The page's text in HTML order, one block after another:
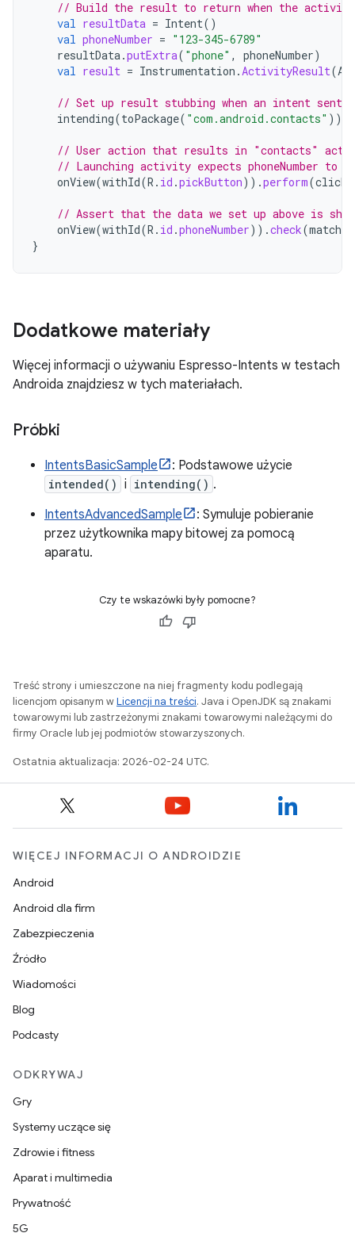
// Build the result to return when the
val resultData = Intent()
val phoneNumber = "123-345-6789"
resultData.putExtra( "phone" , phoneNumber)
val result = Instrumentation .ActivityResult(
// Set up result stubbing when an intent sent
intending(toPackage( "com.android.contacts" )).
// User action that results in "contacts"
// Launching activity expects phoneNumber to
onView(withId(R . id .pickButton)).perform(click
// Assert that the data we set up above is
onView(withId(R . id .phoneNumber)).check(matches
}
Dodatkowe materiały
Więcej informacji o używaniu Espresso-Intents w testach
Androida znajdziesz w tych materiałach.
Próbki
IntentsBasicSample : Podstawowe użycie
intended() i intending() .
IntentsAdvancedSample
: Symuluje pobieranie
przez użytkownika mapy bitowej za pomocą
aparatu.
Czy te wskazówki były pomocne?
Treść strony i umieszczone na niej fragmenty kodu podlegają
licencjom opisanym wLicencji na treści. Java i OpenJDK są znakami
towarowymi lub zastrzeżonymi znakami towarowymi należącymi do
firmy Oracle lub jej podmiotów stowarzyszonych.
Ostatnia aktualizacja: 2026-02-24 UTC.
WIĘCEJ INFORMACJI O ANDROIDZIE
Android
Android dla firm
Zabezpieczenia
Źródło
Wiadomości
Blog
Podcasty
ODKRYWAJ
Gry
Systemy uczące się
Zdrowie i fitness
Aparat i multimedia
Prywatność
5G